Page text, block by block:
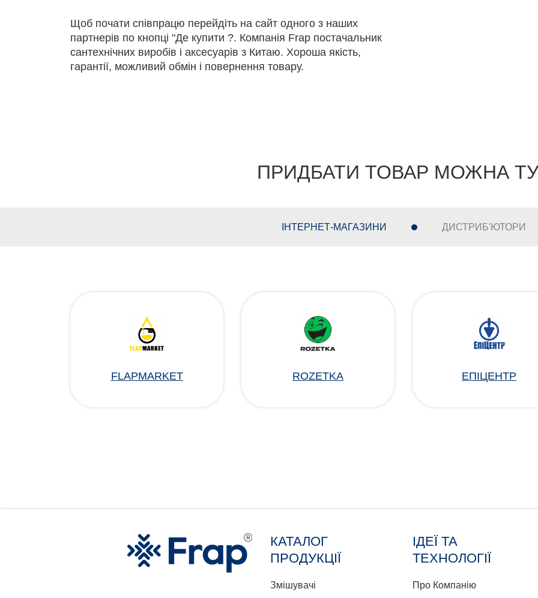
Щоб почати співпрацю перейдіть на сайт одного з наших
партнерів по кнопці "Де купити ?. Компанія Frap постачальник
сантехнічних виробів і аксесуарів з Китаю. Хороша якість,
гарантії, можливий обмін і повернення товару.
ПРИДБАТИ ТОВАР МОЖНА
ІНТЕРНЕТ-МАГАЗИНИ ДИСТРИБ'ЮТОРИ
FLAPMARKET ROZETKA ЕПІЦЕНТР
КАТАЛОГ
ПРОДУКЦІЇ
Змішувачі
ІДЕЇ ТА
ТЕХНОЛОГІЇ
Про Компанію